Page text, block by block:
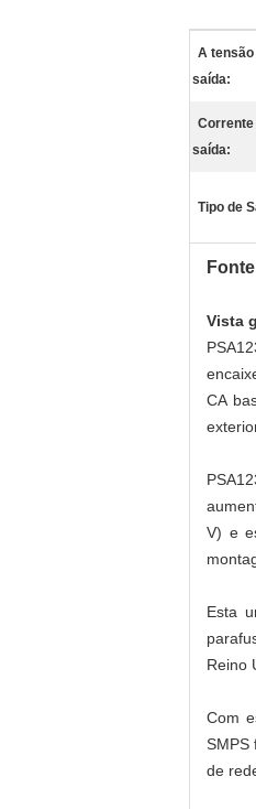
A tensão
saída:
Corrente
saída:
Tipo de
Vista
CA
V) e
Esta
Reino
Com
SMPS
de